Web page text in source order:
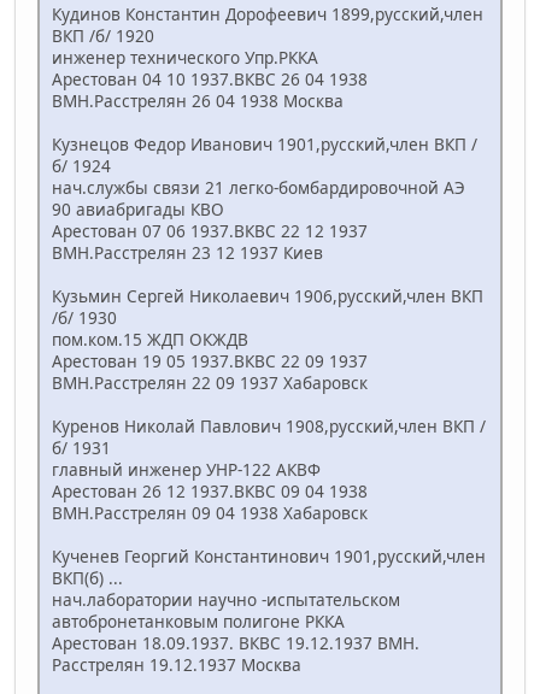
Кудинов Константин Дорофеевич 1899,русский,член
ВКП /б/ 1920
инженер технического Упр.РККА
Арестован 04 10 1937.ВКВС 26 04 1938
ВМН.Расстрелян 26 04 1938 Москва
Кузнецов Федор Иванович 1901,русский,член ВКП /
б/ 1924
нач.службы связи 21 легко-бомбардировочной АЭ
90 авиабригады КВО
Арестован 07 06 1937.ВКВС 22 12 1937
ВМН.Расстрелян 23 12 1937 Киев
Кузьмин Сергей Николаевич 1906,русский,член ВКП
/б/ 1930
пом.ком.15 ЖДП ОКЖДВ
Арестован 19 05 1937.ВКВС 22 09 1937
ВМН.Расстрелян 22 09 1937 Хабаровск
Куренов Николай Павлович 1908,русский,член ВКП /
б/ 1931
главный инженер УНР-122 АКВФ
Арестован 26 12 1937.ВКВС 09 04 1938
ВМН.Расстрелян 09 04 1938 Хабаровск
Кученев Георгий Константинович 1901,русский,член
ВКП(б) ...
нач.лаборатории научно -испытательском
автобронетанковым полигоне РККА
Арестован 18.09.1937. ВКВС 19.12.1937 ВМН.
Расстрелян 19.12.1937 Москва